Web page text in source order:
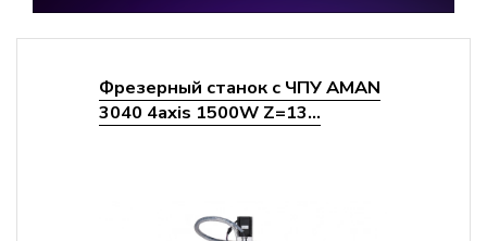
Фрезерный станок с ЧПУ AMAN
3040 4axis 1500W Z=13...